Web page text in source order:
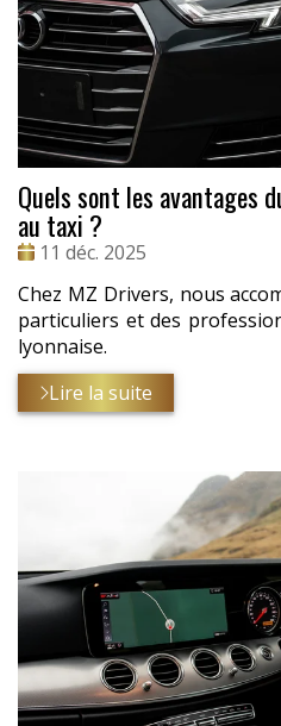
Quels sont les avantages
au taxi ?
Date
11 déc. 2025
Chez MZ Drivers, nous
particuliers et des
lyonnaise.
Lire la suite